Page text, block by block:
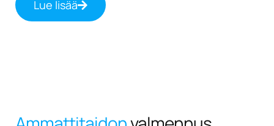
Lue lisää